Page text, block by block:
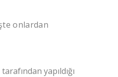
onlardan
yapıldığı